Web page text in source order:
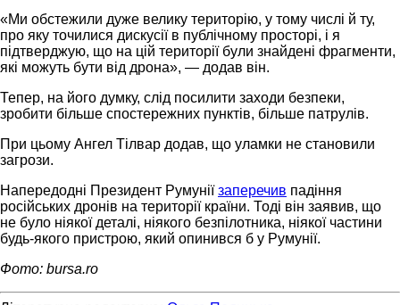
«Ми обстежили дуже велику територію, у тому числі й ту,
про яку точилися дискусії в публічному просторі, і я
підтверджую, що на цій території були знайдені фрагменти,
які можуть бути від дрона», — додав він.
Тепер, на його думку, слід посилити заходи безпеки,
зробити більше спостережних пунктів, більше патрулів.
При цьому Ангел Тілвар додав, що уламки не становили
загрози.
Напередодні Президент Румуніїзаперечив падіння
російських дронів на території країни. Тоді він заявив, що
не було ніякої деталі, ніякого безпілотника, ніякої частини
будь-якого пристрою, який опинився б у Румунії.
Фото: bursa.ro